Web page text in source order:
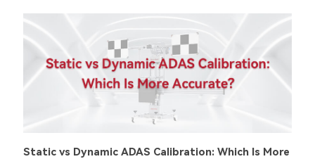
Static vs Dynamic ADAS Calibration: Which Is More